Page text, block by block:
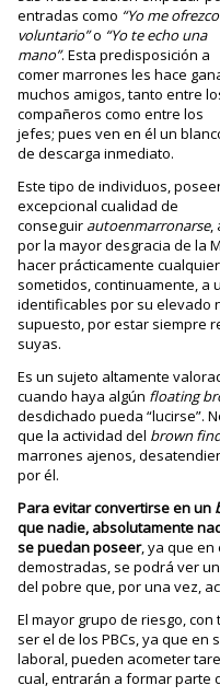
entradas como “Yo me ofrezco
voluntario”o “Yo te echo una
mano”. Esta predisposición a
comer marrones les hace
muchos amigos, tanto entre
compañeros como entre los
jefes; pues ven en él un
de descarga inmediato.
Este tipo de individuos,
excepcional cualidad de
conseguir autoenmarronarse,
por la mayor desgracia de la
hacer prácticamente
sometidos, continuamente, a
identificables por su elevado
supuesto, por estar siempre
suyas.
Es un sujeto altamente
cuando haya algún floating
desdichado pueda “lucirse”.
que la actividad del brown
marrones ajenos,
por él.
Para evitar convertirse en un
que nadie, absolutamente
se puedan poseer, ya que
demostradas, se podrá ver
del pobre que, por una vez,
El mayor grupo de riesgo,
ser el de los PBCs, ya que
laboral, pueden acometer
cual, entrarán a formar parte